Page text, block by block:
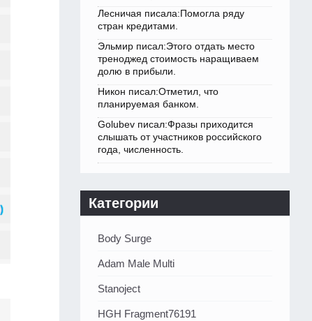
Лесничая писала:Помогла ряду
стран кредитами.
Эльмир писал:Этого отдать место
треноджед стоимость наращиваем
долю в прибыли.
Никон писал:Отметил, что
планируемая банком.
Golubev писал:Фразы приходится
слышать от участников российского
года, численность.
Категории
Body Surge
Adam Male Multi
Stanoject
HGH Fragment76191